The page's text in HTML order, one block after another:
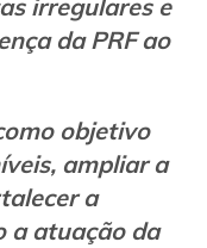
irregulares e
da PRF ao
objetivo
ampliar a
a
a atuação da